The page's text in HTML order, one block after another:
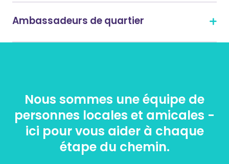
Ambassadeurs de quartier
Nous sommes une équipe de
personnes locales et amicales -
ici pour vous aider à chaque
étape du chemin.